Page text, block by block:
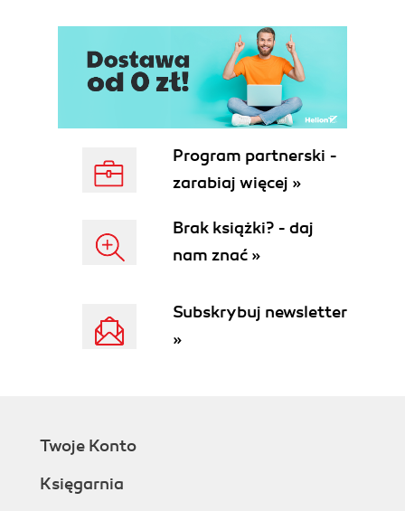
Program partnerski -
zarabiaj więcej »
Brak książki? - daj
nam znać »
Subskrybuj newsletter
»
Twoje Konto
Księgarnia